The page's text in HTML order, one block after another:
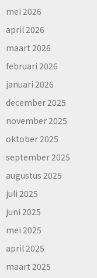
mei 2026
april 2026
maart 2026
februari 2026
januari 2026
december 2025
november 2025
oktober 2025
september 2025
augustus 2025
juli 2025
juni 2025
mei 2025
april 2025
maart 2025